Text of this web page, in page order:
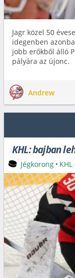
Jagr közel 50
idegenben
jobb erőkből álló
pályára az újonc.
Andrew
KHL: bajban
Jégkorong •